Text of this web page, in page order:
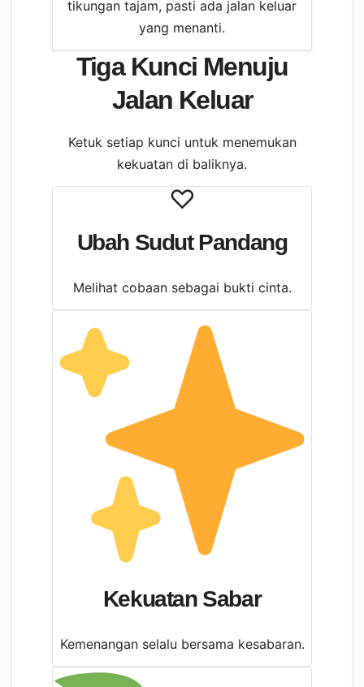
tikungan tajam, pasti ada jalan keluar
yang menanti.
Tiga Kunci Menuju
Jalan Keluar
Ketuk setiap kunci untuk menemukan
kekuatan di baliknya.
♡
Ubah Sudut Pandang
Melihat cobaan sebagai bukti cinta.
Kekuatan Sabar
Kemenangan selalu bersama kesabaran.